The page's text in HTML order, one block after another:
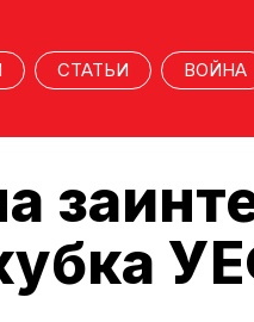
СТАТЬИ ВОЙНА